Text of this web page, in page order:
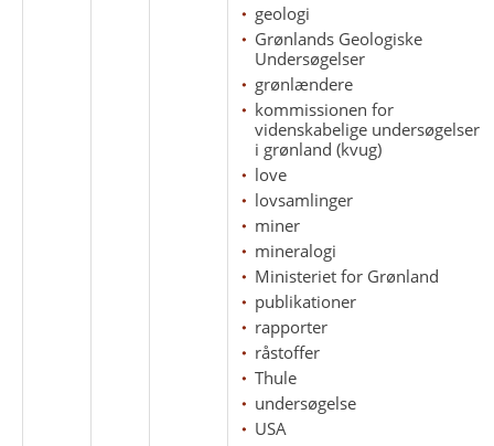
geologi
Grønlands Geologiske
Undersøgelser
grønlændere
kommissionen for
videnskabelige undersøgelser
i grønland (kvug)
love
lovsamlinger
miner
mineralogi
Ministeriet for Grønland
publikationer
rapporter
råstoffer
Thule
undersøgelse
USA